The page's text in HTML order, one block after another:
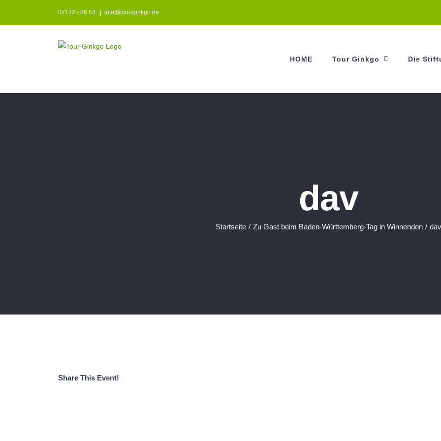
07172 - 86 53 info@tour-ginkgo.de
HOME Tour Ginkgo Die
dav
Startseite / Zu Gast beim Baden-Württemberg-Tag in Winnenden / dav
Share This Event!